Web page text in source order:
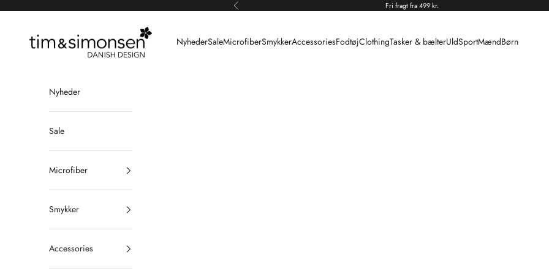
Forrige Fri fragt fra 499 kr.
Tim & Simonsen
NyhederSaleMicrofiberSmykkerAccessoriesFodtøjClothingTasker & bælterUldSportMændBørn
Nyheder
Sale
Microfiber
Smykker
Accessories